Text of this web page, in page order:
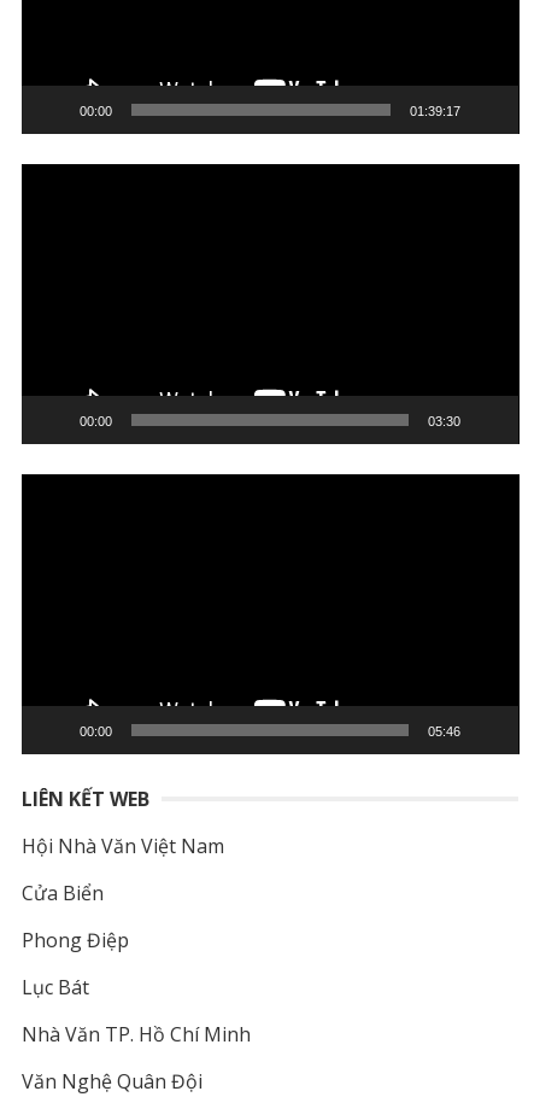
00:00 01:39:17
00:00 03:30
00:00 05:46
LIÊN KẾT WEB
Hội Nhà Văn Việt Nam
Cửa Biển
Phong Điệp
Lục Bát
Nhà Văn TP. Hồ Chí Minh
Văn Nghệ Quân Đội